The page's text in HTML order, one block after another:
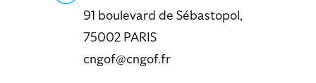
91 boulevard de Sébastopol,
75002 PARIS
cngof@cngof.fr